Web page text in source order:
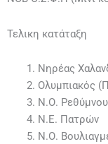
Τελικη κατάταξη
Νηρέας
Ολυμπιακός
Ν.Ο. Ρεθύμνου
Ν.Ε. Πατρών
Ν.Ο.